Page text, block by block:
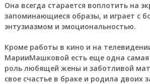
Она всегда старается воплотить на
запоминающиеся образы, и играет с
энтузиазмом и эмоциональностью.
Кроме работы в кино и на
МарииМашковой есть еще одна
роль любящей жены и заботливой
свое счастье в браке и родила двоих